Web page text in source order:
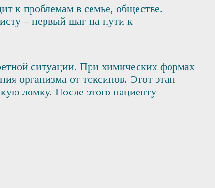
к проблемам в семье, обществе.
– первый шаг на пути к
ситуации. При химических формах
организма от токсинов. Этот этап
ломку. После этого пациенту